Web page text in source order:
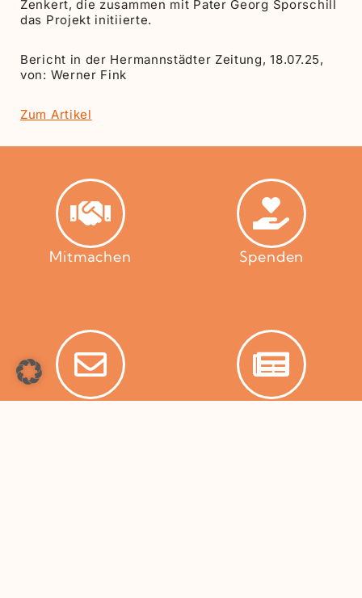
Zenkert, die zusammen mit Pater Georg Sporschill
das Projekt initiierte.
Bericht in der Hermannstädter Zeitung, 18.07.25,
von: Werner Fink
Zum Artikel
Mitmachen Spenden